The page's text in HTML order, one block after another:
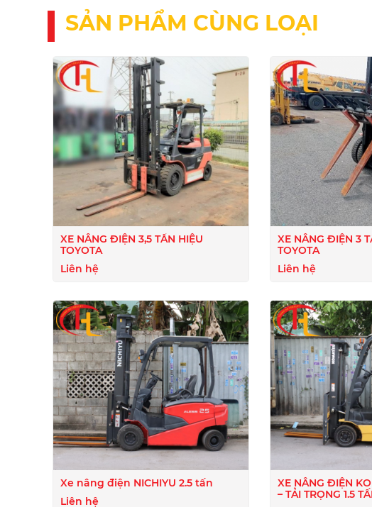
SẢN PHẨM CÙNG LOẠI
XE NÂNG ĐIỆN 3,5 TẤN HIỆU
TOYOTA
Liên hệ
XE NÂNG ĐIỆN 3
TOYOTA
Liên hệ
Xe nâng điện NICHIYU 2.5 tấn
Liên hệ
XE NÂNG ĐIỆN
– TẢI TRỌNG 1.5